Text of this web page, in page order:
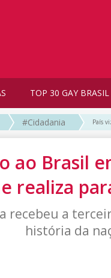
TOP 30 GAY BRASIL
#Cidadania País
ao Brasil
realiza
recebeu a
história da